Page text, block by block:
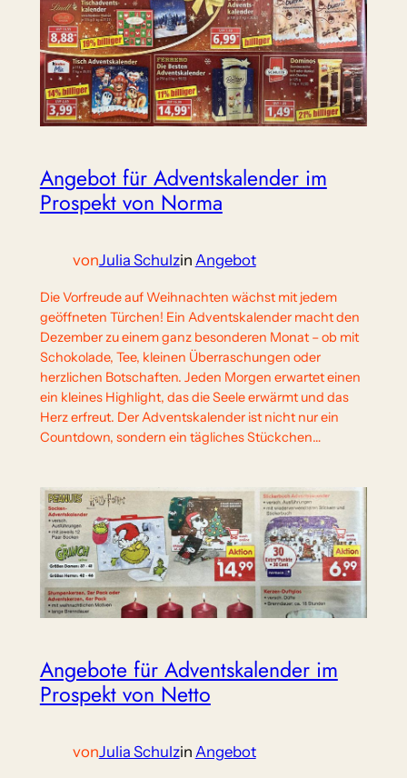
Angebot für Adventskalender im
Prospekt von Norma
vonJulia Schulzin Angebot
Die Vorfreude auf Weihnachten wächst mit jedem
geöffneten Türchen! Ein Adventskalender macht den
Dezember zu einem ganz besonderen Monat – ob mit
Schokolade, Tee, kleinen Überraschungen oder
herzlichen Botschaften. Jeden Morgen erwartet einen
ein kleines Highlight, das die Seele erwärmt und das
Herz erfreut. Der Adventskalender ist nicht nur ein
Countdown, sondern ein tägliches Stückchen…
Angebote für Adventskalender im
Prospekt von Netto
vonJulia Schulzin Angebot